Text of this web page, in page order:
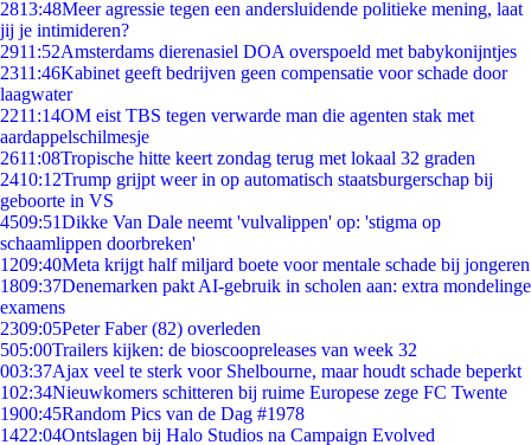
2813:48Meer agressie tegen een andersluidende politieke mening, laat
jij je intimideren?
2911:52Amsterdams dierenasiel DOA overspoeld met babykonijntjes
2311:46Kabinet geeft bedrijven geen compensatie voor schade door
laagwater
2211:14OM eist TBS tegen verwarde man die agenten stak met
aardappelschilmesje
2611:08Tropische hitte keert zondag terug met lokaal 32 graden
2410:12Trump grijpt weer in op automatisch staatsburgerschap bij
geboorte in VS
4509:51Dikke Van Dale neemt 'vulvalippen' op: 'stigma op
schaamlippen doorbreken'
1209:40Meta krijgt half miljard boete voor mentale schade bij jongeren
1809:37Denemarken pakt AI-gebruik in scholen aan: extra mondelinge
examens
2309:05Peter Faber (82) overleden
505:00Trailers kijken: de bioscoopreleases van week 32
003:37Ajax veel te sterk voor Shelbourne, maar houdt schade beperkt
102:34Nieuwkomers schitteren bij ruime Europese zege FC Twente
1900:45Random Pics van de Dag #1978
1422:04Ontslagen bij Halo Studios na Campaign Evolved